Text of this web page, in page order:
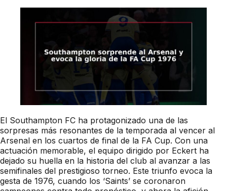
El Southampton FC ha protagonizado una de las
sorpresas más resonantes de la temporada al vencer al
Arsenal en los cuartos de final de la FA Cup. Con una
actuación memorable, el equipo dirigido por Eckert ha
dejado su huella en la historia del club al avanzar a las
semifinales del prestigioso torneo. Este triunfo evoca la
gesta de 1976, cuando los ‘Saints’ se coronaron